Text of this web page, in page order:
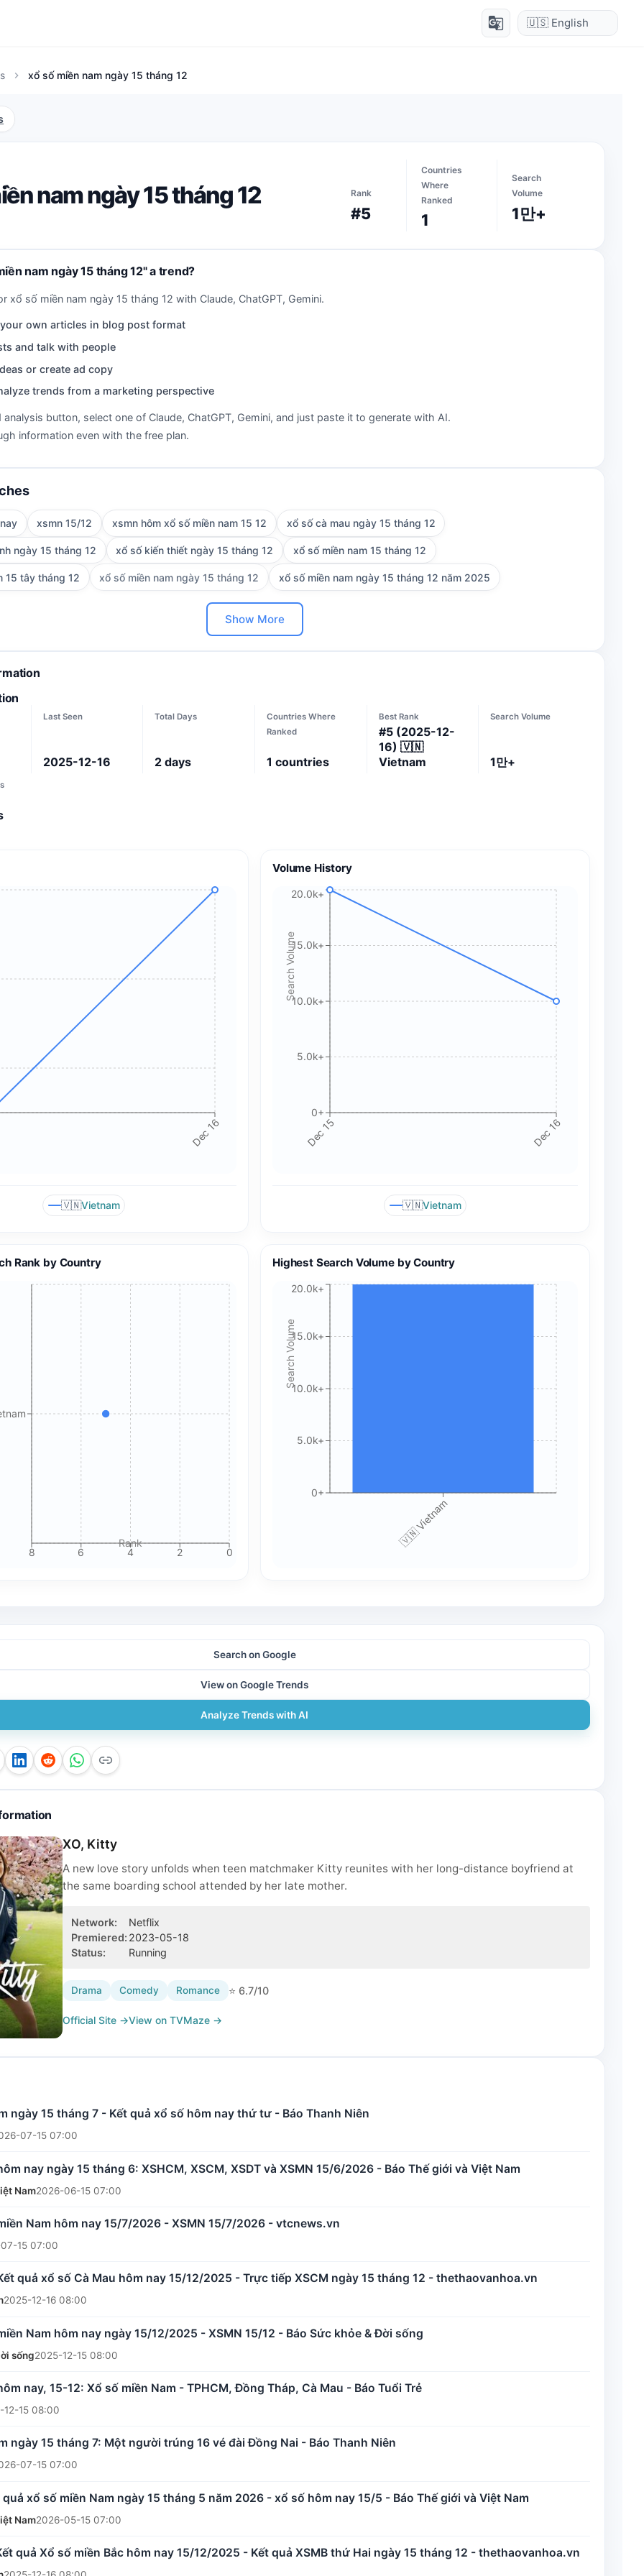
🍪 Cookie & ad choices
On the web, Google AdSense and GA4 may use cookies and
similar technologies. In apps, Google AdMob and Firebase
Analytics may use device identifiers. See our Privacy Policy
for details.
Accept All Cookies Accept Essential Only
Please review our privacy policy for more details.
g_translate
chevron_right xổ số miền nam ngày 15 tháng 12
nam ngày 15 tháng 12 Rank
#5
Countries
Where
Ranked
1
Search
Volume
1만+
nam ngày 15 tháng 12" a trend?
xổ số miền nam ngày 15 tháng 12 with Claude, ChatGPT, Gemini.
own articles in blog post format
and talk with people
or create ad copy
trends from a marketing perspective
analysis button, select one of Claude, ChatGPT, Gemini, and just paste it to generate with AI.
information even with the free plan.
xsmn 15/12 xsmn hôm xổ số miền nam 15 12 xổ số cà mau ngày 15 tháng 12
ngày 15 tháng 12 xổ số kiến thiết ngày 15 tháng 12 xổ số miền nam 15 tháng 12
15 tây tháng 12 xổ số miền nam ngày 15 tháng 12 xổ số miền nam ngày 15 tháng 12 năm 2025
Show More
Last Seen
2025-12-16
Total Days
2 days
Countries Where
Ranked
1 countries
Best Rank
#5(2025-12-
16) 🇻🇳
Vietnam
Search Volume
1만+
Dec 16
🇻🇳Vietnam
Volume History
Dec 15 Dec 16
0+
5.0k+
10.0k+
15.0k+
20.0k+
Search Volume
🇻🇳Vietnam
Rank by Country
0
2
4
6
8
Rank
Highest Search Volume by Country
🇻🇳 Vietnam
0+
5.0k+
10.0k+
15.0k+
20.0k+
Search Volume
Search on Google
View on Google Trends
Analyze Trends with AI
XO, Kitty
A new love story unfolds when teen matchmaker Kitty reunites with her long-distance boyfriend at
the same boarding school attended by her late mother.
Network:
Netflix
Premiered: 2023-05-18
Status: Running
Drama Comedy Romance ⭐ 6.7/10
Official Site →View on TVMaze →
ngày 15 tháng 7 - Kết quả xổ số hôm nay thứ tư - Báo Thanh Niên
07-15 07:00
nay ngày 15 tháng 6: XSHCM, XSCM, XSDT và XSMN 15/6/2026 - Báo Thế giới và Việt Nam
Nam2026-06-15 07:00
Nam hôm nay 15/7/2026 - XSMN 15/7/2026 - vtcnews.vn
15 07:00
quả xổ số Cà Mau hôm nay 15/12/2025 - Trực tiếp XSCM ngày 15 tháng 12 - thethaovanhoa.vn
2025-12-16 08:00
Nam hôm nay ngày 15/12/2025 - XSMN 15/12 - Báo Sức khỏe & Đời sống
sống2025-12-15 08:00
nay, 15-12: Xổ số miền Nam - TPHCM, Đồng Tháp, Cà Mau - Báo Tuổi Trẻ
12-15 08:00
ngày 15 tháng 7: Một người trúng 16 vé đài Đồng Nai - Báo Thanh Niên
07-15 07:00
xổ số miền Nam ngày 15 tháng 5 năm 2026 - xổ số hôm nay 15/5 - Báo Thế giới và Việt Nam
Nam2026-05-15 07:00
quả Xổ số miền Bắc hôm nay 15/12/2025 - Kết quả XSMB thứ Hai ngày 15 tháng 12 - thethaovanhoa.vn